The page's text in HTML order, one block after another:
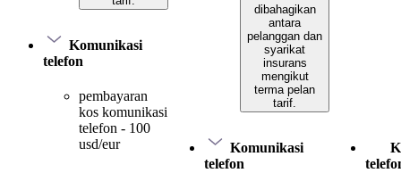
Komunikasi
telefon
pembayaran
kos komunikasi
telefon - 100
usd/eur
dibahagikan
antara
pelanggan dan
syarikat
insurans
mengikut
terma pelan
tarif.
Komunikasi
telefon